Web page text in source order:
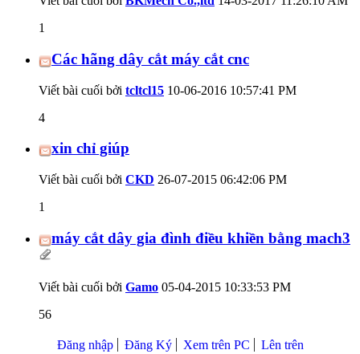
1
Các hãng dây cắt máy cắt cnc
Viết bài cuối bởi tcltcl15 10-06-2016 10:57:41 PM
4
xin chỉ giúp
Viết bài cuối bởi CKD 26-07-2015 06:42:06 PM
1
máy cắt dây gia đình điều khiền bằng mach3
Viết bài cuối bởi Gamo 05-04-2015 10:33:53 PM
56
Đăng nhập Đăng Ký Xem trên PC Lên trên